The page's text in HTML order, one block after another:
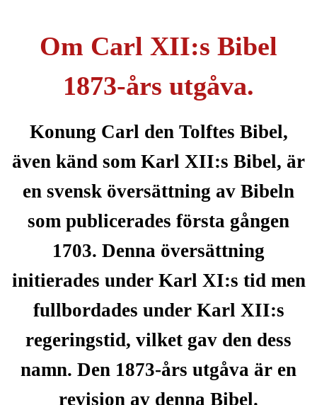
Om Carl XII:s Bibel
1873-års utgåva.
Konung Carl den Tolftes Bibel,
även känd som Karl XII:s Bibel, är
en svensk översättning av Bibeln
som publicerades första gången
1703. Denna översättning
initierades under Karl XI:s tid men
fullbordades under Karl XII:s
regeringstid, vilket gav den dess
namn. Den 1873-års utgåva är en
revision av denna Bibel.